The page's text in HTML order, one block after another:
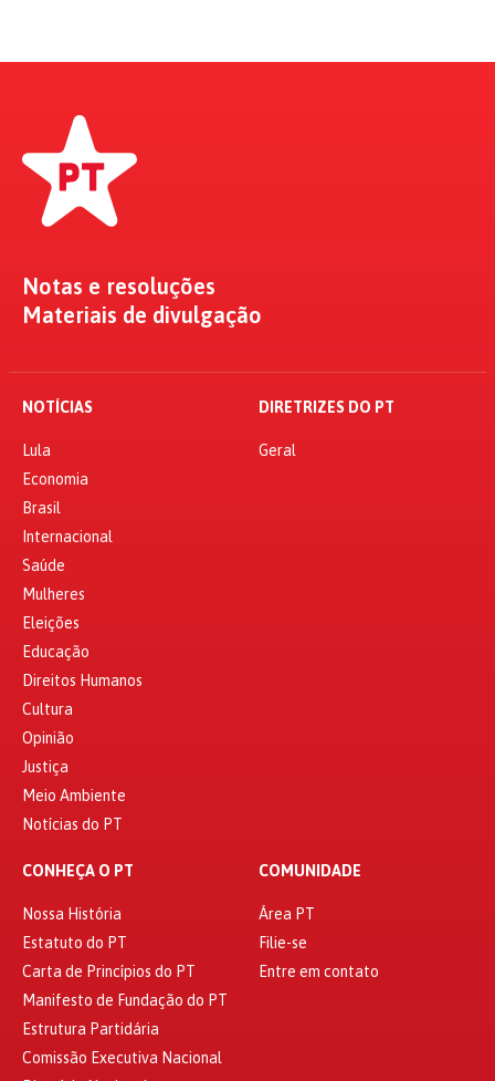
Notas e resoluções
Materiais de divulgação
NOTÍCIAS
Lula
Economia
Brasil
Internacional
Saúde
Mulheres
Eleições
Educação
Direitos Humanos
Cultura
Opinião
Justiça
Meio Ambiente
Notícias do PT
DIRETRIZES DO PT
Geral
CONHEÇA O PT
Nossa História
Estatuto do PT
Carta de Princípios do PT
Manifesto de Fundação do PT
Estrutura Partidária
Comissão Executiva Nacional
COMUNIDADE
Área PT
Filie-se
Entre em contato